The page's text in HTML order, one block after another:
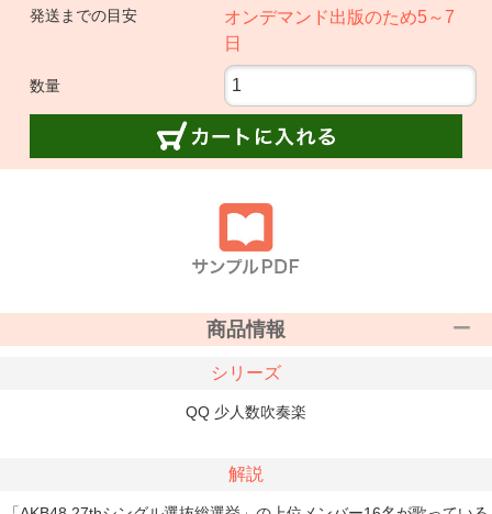
発送までの目安
オンデマンド出版のため5～7
日
数量
商品情報
シリーズ
QQ 少人数吹奏楽
解説